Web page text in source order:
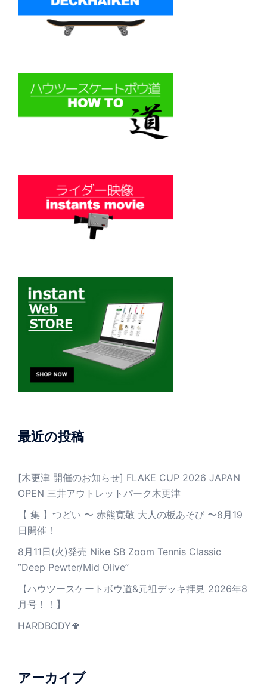
最近の投稿
[木更津 開催のお知らせ] FLAKE CUP 2026 JAPAN
OPEN 三井アウトレットパーク木更津
【 集 】つどい 〜 赤熊寛敬 大人の板あそび 〜8月19
日開催！
8月11日(火)発売 Nike SB Zoom Tennis Classic
”Deep Pewter/Mid Olive”
【ハウツースケートボウ道&元祖デッキ拝見 2026年8
月号！！】
HARDBODY🍄
アーカイブ